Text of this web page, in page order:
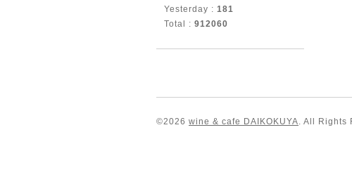
Yesterday : 181
Total : 912060
©2026 wine & cafe DAIKOKUYA. All Rights